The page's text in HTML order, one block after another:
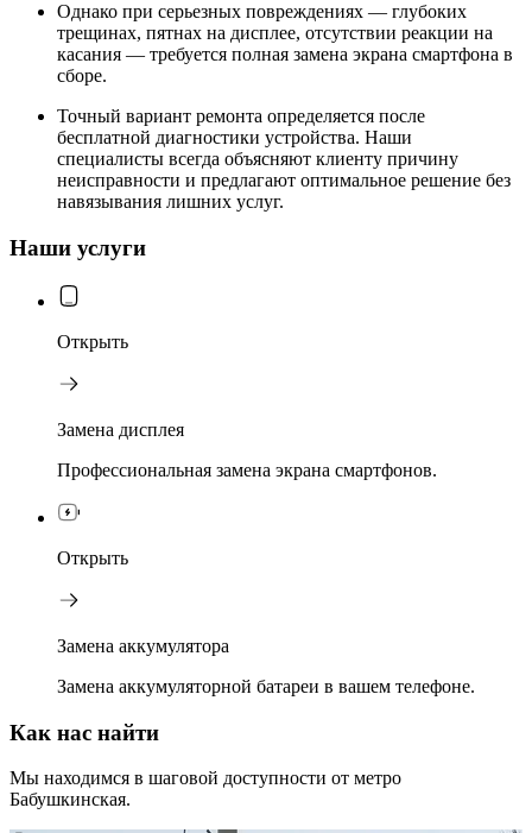
Однако при серьезных повреждениях — глубоких
трещинах, пятнах на дисплее, отсутствии реакции на
касания — требуется полная замена экрана смартфона в
сборе.
Точный вариант ремонта определяется после
бесплатной диагностики устройства. Наши
специалисты всегда объясняют клиенту причину
неисправности и предлагают оптимальное решение без
навязывания лишних услуг.
Наши услуги
Открыть
Замена дисплея
Профессиональная замена экрана смартфонов.
Открыть
Замена аккумулятора
Замена аккумуляторной батареи в вашем телефоне.
Как нас найти
Мы находимся в шаговой доступности от метро
Бабушкинская.